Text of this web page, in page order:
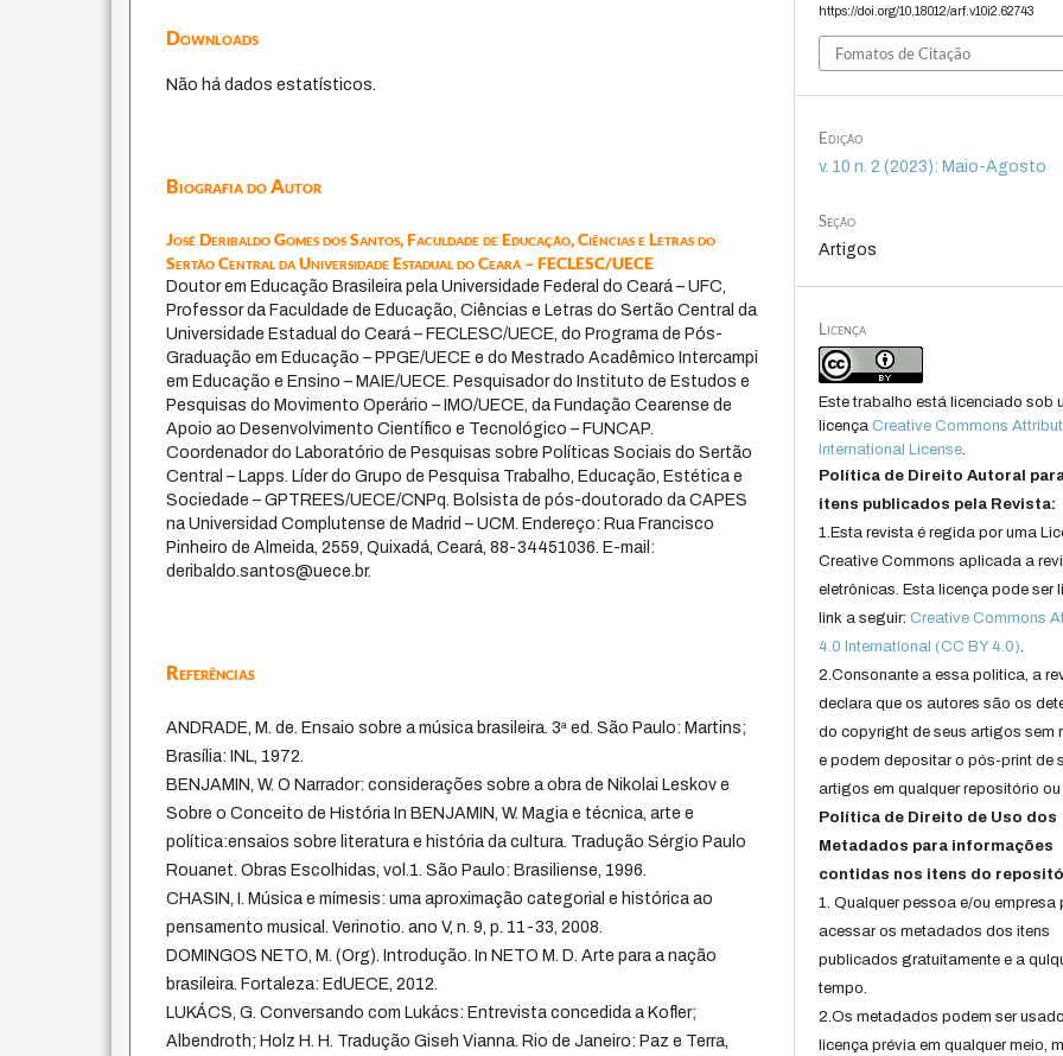
Downloads
Não há dados estatísticos.
Biografia do Autor
José Deribaldo Gomes dos Santos,Faculdade de Educação, Ciências e Letras do
Sertão Central da Universidade Estadual do Ceará – FECLESC/UECE
Doutor em Educação Brasileira pela Universidade Federal do Ceará – UFC,
Professor da Faculdade de Educação, Ciências e Letras do Sertão Central da
Universidade Estadual do Ceará – FECLESC/UECE, do Programa de Pós-
Graduação em Educação – PPGE/UECE e do Mestrado Acadêmico Intercampi
em Educação e Ensino – MAIE/UECE. Pesquisador do Instituto de Estudos e
Pesquisas do Movimento Operário – IMO/UECE, da Fundação Cearense de
Apoio ao Desenvolvimento Científico e Tecnológico – FUNCAP.
Coordenador do Laboratório de Pesquisas sobre Políticas Sociais do Sertão
Central – Lapps. Líder do Grupo de Pesquisa Trabalho, Educação, Estética e
Sociedade – GPTREES/UECE/CNPq. Bolsista de pós-doutorado da CAPES
na Universidad Complutense de Madrid – UCM. Endereço: Rua Francisco
Pinheiro de Almeida, 2559, Quixadá, Ceará, 88-34451036. E-mail:
deribaldo.santos@uece.br.
Referências
ANDRADE, M. de. Ensaio sobre a música brasileira. 3ª ed. São Paulo: Martins;
Brasília: INL, 1972.
BENJAMIN, W. O Narrador: considerações sobre a obra de Nikolai Leskov e
Sobre o Conceito de História In BENJAMIN, W. Magia e técnica, arte e
política:ensaios sobre literatura e história da cultura. Tradução Sérgio Paulo
Rouanet. Obras Escolhidas, vol.1. São Paulo: Brasiliense, 1996.
CHASIN, I. Música e mímesis: uma aproximação categorial e histórica ao
pensamento musical. Verinotio. ano V, n. 9, p. 11-33, 2008.
DOMINGOS NETO, M. (Org). Introdução. In NETO M. D. Arte para a nação
brasileira. Fortaleza: EdUECE, 2012.
LUKÁCS, G. Conversando com Lukács: Entrevista concedida a Kofler;
Albendroth; Holz H. H. Tradução Giseh Vianna. Rio de Janeiro: Paz e Terra,
https://doi.org/10.18012/arf.v10i2.62743
Fomatos de Citação
Edição
v. 10 n. 2 (2023): Maio-Agosto
Seção
Artigos
Licença
Este trabalho está licenciado sob
licençaCreative Commons
International License.
Política de Direito Autoral
itens publicados pela Revista:
1.Esta revista é regida por uma
Creative Commons aplicada a
eletrônicas. Esta licença pode ser
link a seguir:Creative Commons
4.0 International (CC BY 4.0).
2.Consonante a essa politica, a
declara que os autores são os
do copyright de seus artigos sem
e podem depositar o pós-print de
artigos em qualquer repositório ou
Política de Direito de Uso dos
Metadados para informações
contidas nos itens do
1. Qualquer pessoa e/ou empresa
acessar os metadados dos itens
publicados gratuitamente e a
tempo.
2.Os metadados podem ser
licença prévia em qualquer meio,